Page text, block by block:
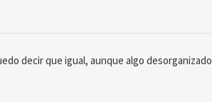
decir que igual, aunque algo desorganizado